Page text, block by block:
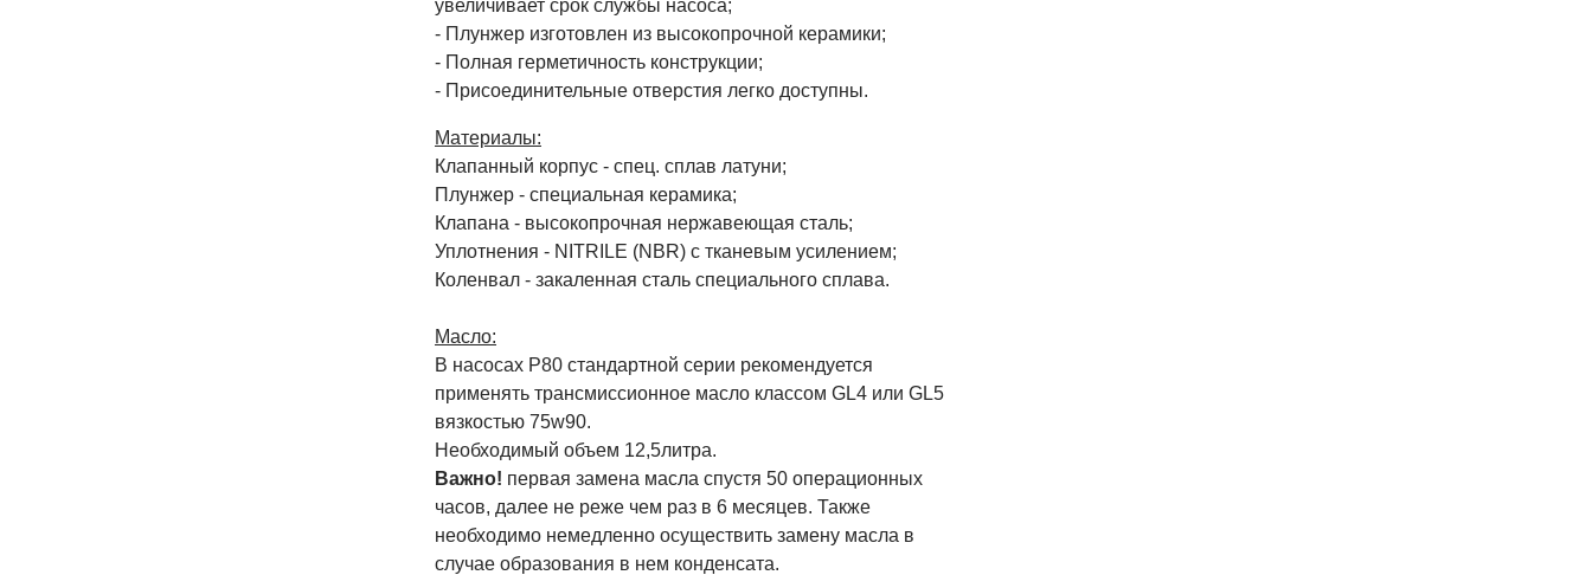
увеличивает срок службы насоса;
- Плунжер изготовлен из высокопрочной керамики;
- Полная герметичность конструкции;
- Присоединительные отверстия легко доступны.
Материалы:
Клапанный корпус - спец. cплав латуни;
Плунжер - специальная керамика;
Клапана - высокопрочная нержавеющая сталь;
Уплотнения - NITRILE (NBR) с тканевым усилением;
Коленвал - закаленная сталь специального сплава.
Масло:
В насосах P80 стандартной серии рекомендуется
применять трансмиссионное масло классом GL4 или GL5
вязкостью 75w90.
Необходимый объем 12,5литра.
Важно! первая замена масла спустя 50 операционных
часов, далее не реже чем раз в 6 месяцев. Также
необходимо немедленно осуществить замену масла в
случае образования в нем конденсата.